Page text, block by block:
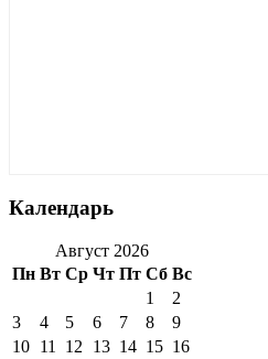
Календарь
Август 2026
Пн Вт Ср Чт Пт Сб Вс
1
2
3
4 5 6 7 8
9
10 11 12 13 14 15 16